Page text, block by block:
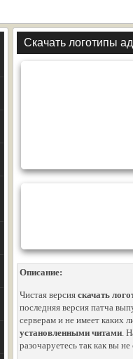
Скачать логотипы
Описание:
Чистая версия скачать
последняя версия патча
серверам и не имеет каких
установленными читами.
разочаруетесь так как вы